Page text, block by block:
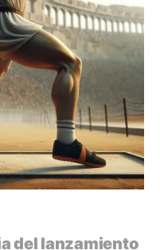
del lanzamiento